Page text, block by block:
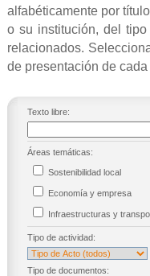
alfabéticamente por
o su institución, del
relacionados.
de presentación de
Texto libre:
Áreas temáticas:
Sostenibilidad local
Economía y empresa
Infraestructuras y
Tipo de actividad:
Tipo de documentos: